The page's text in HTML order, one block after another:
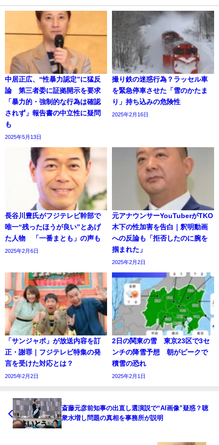
中居正広、“性暴力認定”に猛反
論 第三者委に証拠開示を要求
「暴力的・強制的な行為は確認
されず」報告書の中立性に疑問
も
2025年5月13日
撮り鉄の迷惑行為？ラッセル車
を緊急停車させた「雪のかたま
り」持ち込みの危険性
2025年2月16日
長谷川豊氏がフジテレビ幹部で
唯一“残ったほうが良い”とあげ
た人物 「一番まとも」の声も
2025年2月6日
元アナウンサーYouTuberがTKO
木下の性加害を告白｜釈明動画
への反論も「拒否したのに腕を
掴まれた」
2025年2月2日
「サンジャポ」が放送内容を訂
正・謝罪｜フジテレビ特集の発
言を受けた対応とは？
2025年2月2日
2日の関東の雪 東京23区で3セ
ンチの降雪予想 朝がピークで
積雪の恐れ
2025年2月1日
斎藤元彦前知事の出直し選演説で“AI画像”疑惑？聴
衆水増し問題の真相を事務所が説明